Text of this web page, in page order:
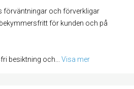
förväntningar och förverkligar
för kunden och på
besiktning och Visa mer